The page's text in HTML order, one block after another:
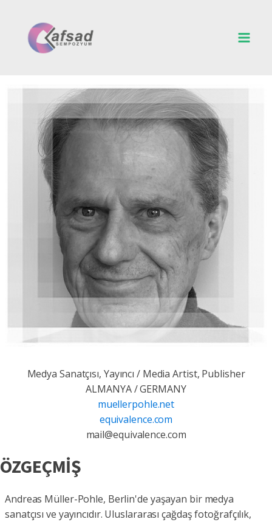
Medya Sanatçısı, Yayıncı / Media Artist, Publisher
ALMANYA / GERMANY
muellerpohle.net
equivalence.com
mail@equivalence.com
ÖZGEÇMİŞ
Andreas Müller-Pohle, Berlin'de yaşayan bir medya
sanatçısı ve yayıncıdır. Uluslararası çağdaş fotoğrafçılık,